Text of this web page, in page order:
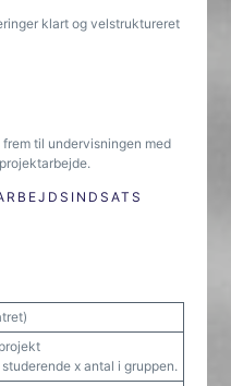
klart og velstruktureret
til undervisningen med
x antal i gruppen.